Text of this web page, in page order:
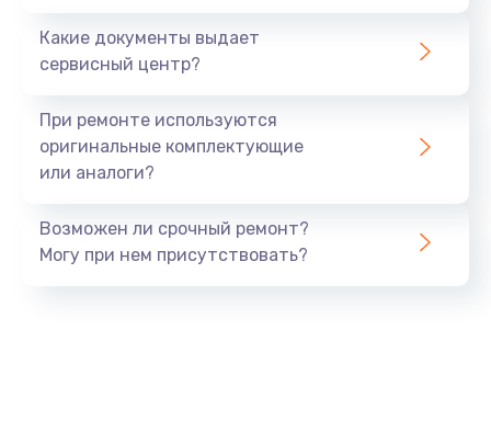
Восстановление данных
Заказать
1060 руб.
Какие документы выдает
сервисный центр?
При ремонте используются
оригинальные комплектующие
или аналоги?
Возможен ли срочный ремонт?
Могу при нем присутствовать?